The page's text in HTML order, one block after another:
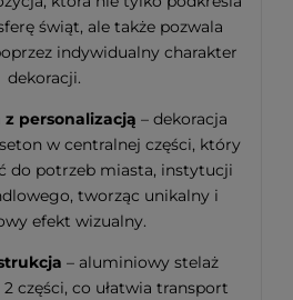
świąt, ale także pozwala
indywidualny charakter
dekoracji.
personalizacją – dekoracja
w centralnej części, który
do potrzeb miasta, instytucji
tworząc unikalny i
efekt wizualny.
– aluminiowy stelaż
części, co ułatwia transport